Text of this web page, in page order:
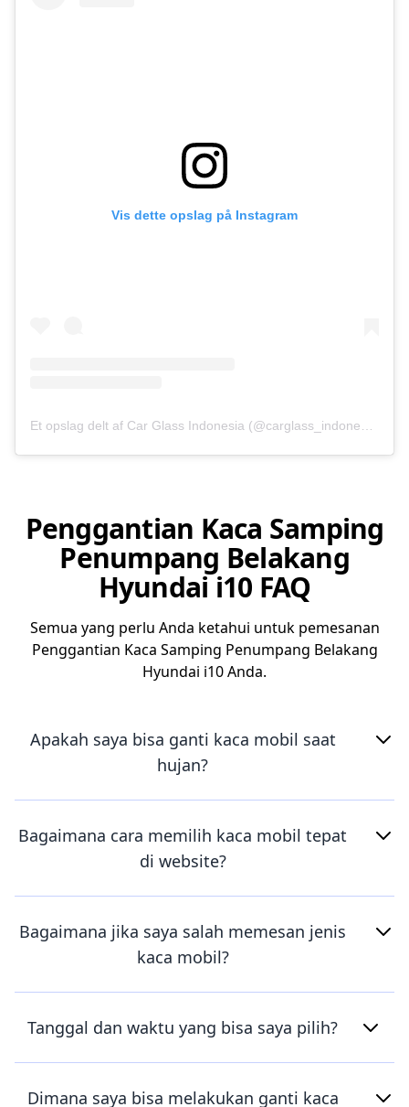
Vis dette opslag på Instagram
Penggantian Kaca Samping
Penumpang Belakang
Hyundai i10 FAQ
Semua yang perlu Anda ketahui untuk pemesanan
Penggantian Kaca Samping Penumpang Belakang
Hyundai i10 Anda.
Apakah saya bisa ganti kaca mobil saat
hujan?
Bagaimana cara memilih kaca mobil tepat
di website?
Bagaimana jika saya salah memesan jenis
kaca mobil?
Tanggal dan waktu yang bisa saya pilih?
Dimana saya bisa melakukan ganti kaca